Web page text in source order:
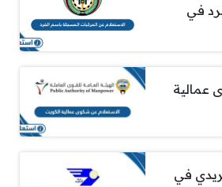
في
عمالية
في